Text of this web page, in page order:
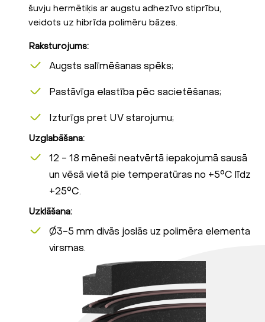
šuvju hermētiķis ar augstu adhezīvo stiprību,
veidots uz hibrīda polimēru bāzes.
Raksturojums:
Augsts salīmēšanas spēks;
Pastāvīga elastība pēc sacietēšanas;
Izturīgs pret UV starojumu;
Uzglabāšana:
12 - 18 mēneši neatvērtā iepakojumā sausā
un vēsā vietā pie temperatūras no +5°C līdz
+25°C.
Uzklāšana:
Ø3-5 mm divās joslās uz polimēra elementa
virsmas.